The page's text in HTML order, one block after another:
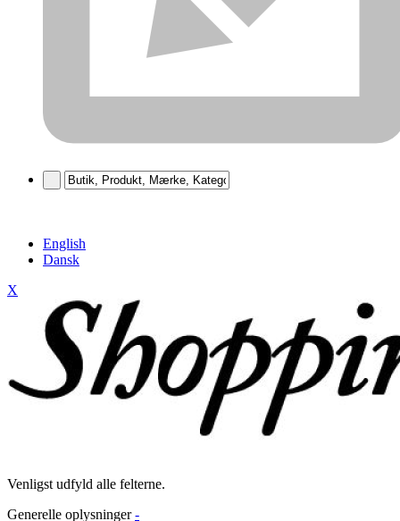
English
Dansk
X
Venligst udfyld alle felterne.
Generelle oplysninger -